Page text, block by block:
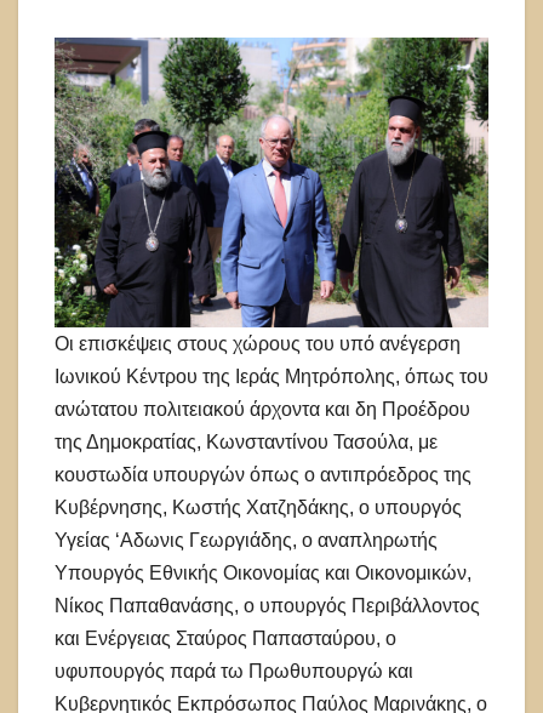
Οι επισκέψεις στους χώρους του υπό ανέγερση
Ιωνικού Κέντρου της Ιεράς Μητρόπολης, όπως του
ανώτατου πολιτειακού άρχοντα και δη Προέδρου
της Δημοκρατίας, Κωνσταντίνου Τασούλα, με
κουστωδία υπουργών όπως ο αντιπρόεδρος της
Κυβέρνησης, Κωστής Χατζηδάκης, ο υπουργός
Υγείας ‘Αδωνις Γεωργιάδης, ο αναπληρωτής
Υπουργός Εθνικής Οικονομίας και Οικονομικών,
Νίκος Παπαθανάσης, ο υπουργός Περιβάλλοντος
και Ενέργειας Σταύρος Παπασταύρου, ο
υφυπουργός παρά τω Πρωθυπουργώ και
Κυβερνητικός Εκπρόσωπος Παύλος Μαρινάκης, ο